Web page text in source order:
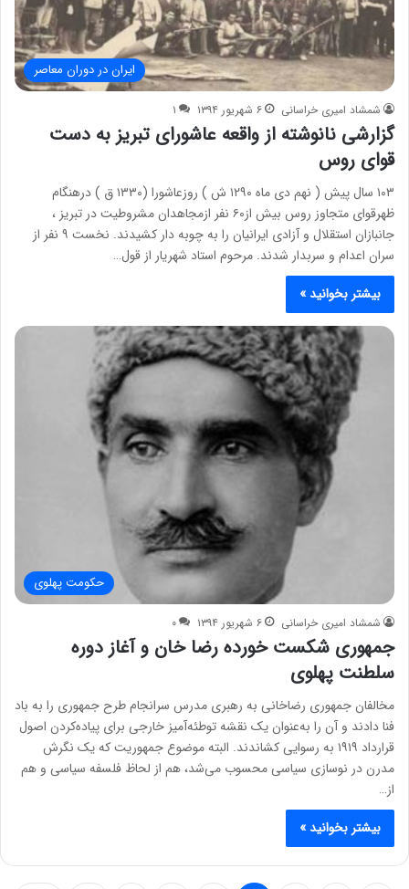
ایران در دوران معاصر
شمشاد امیری خراسانی ۶ شهریور ۱۳۹۴ ۱
گزارشی نانوشته از واقعه عاشورای تبریز به دست
قوای روس
۱۰۳ سال پیش ( نهم دی ماه ۱۲۹۰ ش ) روزعاشورا (۱۳۳۰ ق ) درهنگام
ظهرقوای متجاوز روس بیش از۶۰ نفر ازمجاهدان مشروطیت در تبریز ،
جانبازان استقلال و آزادی ایرانیان را به چوبه دار کشیدند. نخست ۹ نفر از
سران اعدام و سربدار شدند. مرحوم استاد شهریار از قول…
بیشتر بخوانید »
حکومت پهلوی
شمشاد امیری خراسانی ۶ شهریور ۱۳۹۴ ۰
جمهوری شکست خورده رضا خان و آغاز دوره
سلطنت پهلوی
مخالفان جمهوری رضاخانی به رهبری مدرس سرانجام طرح جمهوری را به باد
فنا دادند و آن را به‌عنوان یک نقشه توطئه‌آمیز خارجی برای پیاده‌کردن اصول
قرارداد ۱۹۱۹ به رسوایی کشاندند. البته موضوع جمهوریت که یک نگرش
مدرن در نوسازی سیاسی محسوب می‌شد، هم از لحاظ فلسفه سیاسی و هم
از…
بیشتر بخوانید »